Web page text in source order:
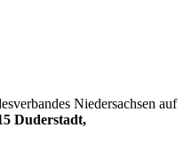
Niedersachsen auf
Duderstadt,